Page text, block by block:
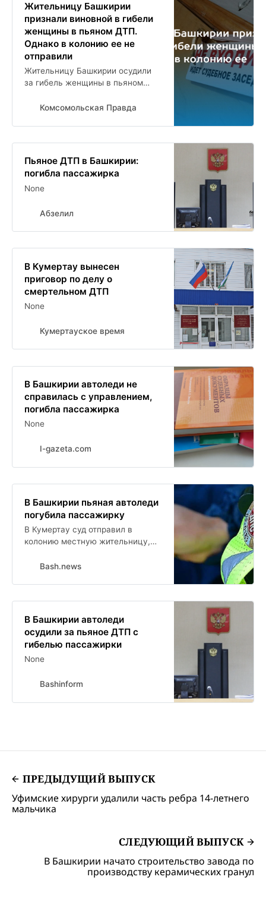
Жительницу Башкирии
признали виновной в гибели
женщины в пьяном ДТП.
Однако в колонию ее не
отправили
Жительницу Башкирии осудили
за гибель женщины в пьяном
Комсомольская Правда
Пьяное ДТП в Башкирии:
погибла пассажирка
None
Абзелил
В Кумертау вынесен
приговор по делу о
смертельном ДТП
None
Кумертауское время
В Башкирии автоледи не
справилась с управлением,
погибла пассажирка
None
I-gazeta.com
В Башкирии пьяная автоледи
погубила пассажирку
В Кумертау суд отправил в
колонию местную жительницу,
алкогольного опьянения
Объединенной пресс-службе
Bash.news
В Башкирии автоледи
осудили за пьяное ДТП с
гибелью пассажирки
None
Bashinform
ПРЕДЫДУЩИЙ ВЫПУСК
Уфимские хирурги удалили часть ребра 14-летнего
мальчика
СЛЕДУЮЩИЙ ВЫПУСК
В Башкирии начато строительство завода по
производству керамических гранул